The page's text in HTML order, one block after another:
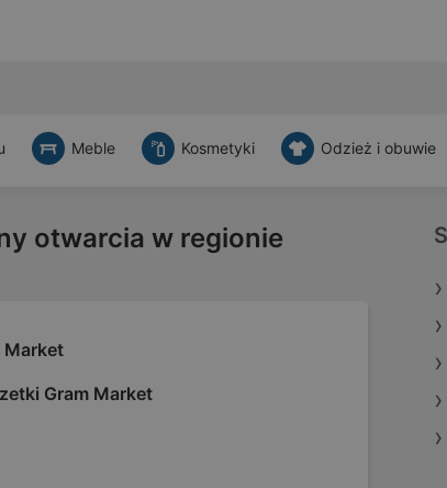
Meble Kosmetyki Odzież i obuwie
otwarcia w regionie
Market
Gram Market